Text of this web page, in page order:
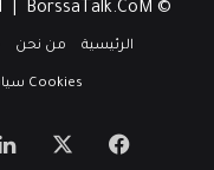
© Copyright 2026, All Rights Reserved |
BorssaTalk.CoM
الرئيسية من نحن
Cookies سياسة تعريف الارتباط
فيسبوك